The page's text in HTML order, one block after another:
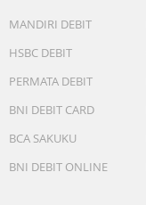
MANDIRI DEBIT
HSBC DEBIT
PERMATA DEBIT
BNI DEBIT CARD
BCA SAKUKU
BNI DEBIT ONLINE